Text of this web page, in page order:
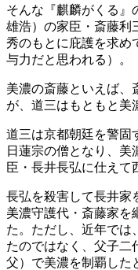
そんな『麒麟がくる』
雄浩）の家臣・斎藤利
秀のもとに庇護を求め
与力だと思われる）。
美濃の斎藤といえば、
が、道三はもともと美
道三は京都朝廷を警固
日蓮宗の僧となり、美
臣・長井長弘に仕えて
長弘を殺害して長井家
美濃守護代・斎藤家を
た。ただし、近年では
たのではなく、父子二
父）で美濃を制覇した